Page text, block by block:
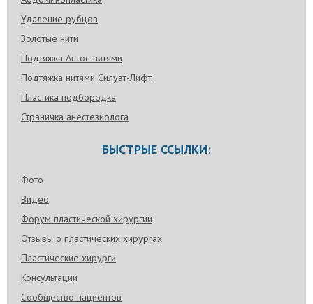
Удаление рубцов
Золотые нити
Подтяжка Аптос-нитями
Подтяжка нитями Силуэт-Лифт
Пластика подбородка
Страничка анестезиолога
БЫСТРЫЕ ССЫЛКИ:
Фото
Видео
Форум пластической хирургии
Отзывы о пластических хирургах
Пластические хирурги
Консультации
Сообщество пациентов